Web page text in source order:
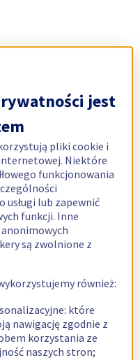
jest
pliki cookie i
Niektóre
funkcjonowania
usługi lub zapewnić
funkcji. Inne
są zwolnione z
również:
które
nawigację zgodnie z
korzystania ze
naszych stron;